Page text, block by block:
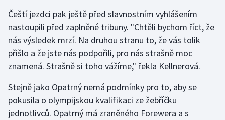
Čeští jezdci pak ještě před slavnostním vyhlášením
nastoupili před zaplněné tribuny. "Chtěli bychom říct, že
nás výsledek mrzí. Na druhou stranu to, že vás tolik
přišlo a že jste nás podpořili, pro nás strašně moc
znamená. Strašně si toho vážíme," řekla Kellnerová.
Stejně jako Opatrný nemá podmínky pro to, aby se
pokusila o olympijskou kvalifikaci ze žebříčku
jednotlivců. Opatrný má zraněného Forewera a s